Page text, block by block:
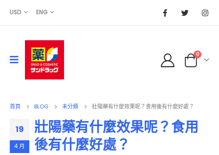
USD ENG
0
首頁 BLOG 未分類 壯陽藥有什麼效果呢？食用後有什麼好處？
19
4 月
壯陽藥有什麼效果呢？食用
後有什麼好處？